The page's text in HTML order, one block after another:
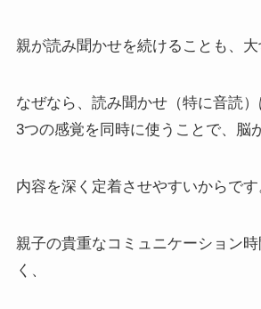
親が読み聞かせを続けることも、大
なぜなら、読み聞かせ（特に音読
3つの感覚を同時に使うことで、脳
内容を深く定着させやすいからです
親子の貴重なコミュニケーション
く、